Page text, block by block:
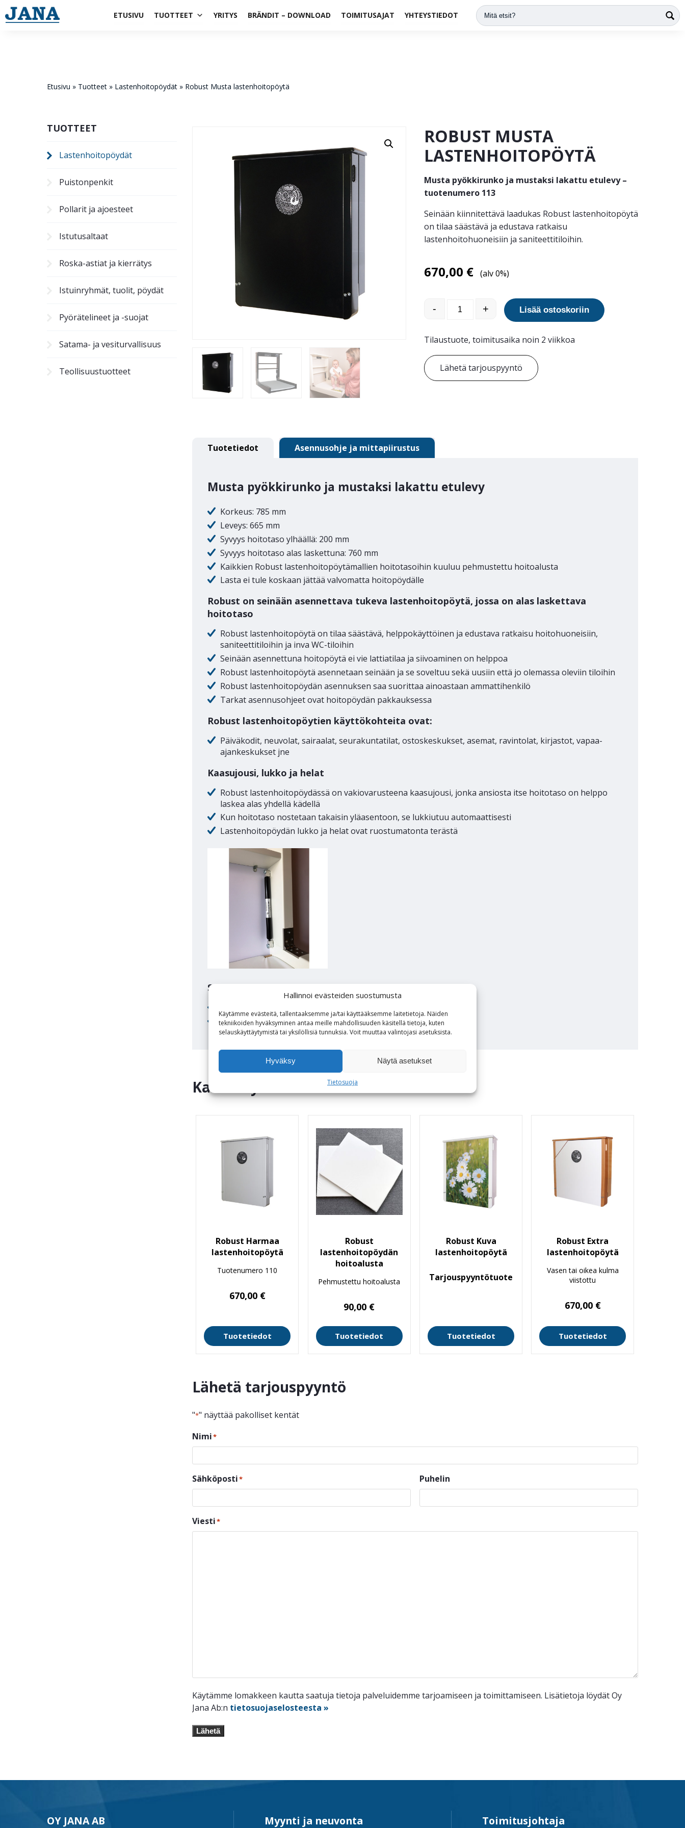
Hallinnoi evästeiden suostumusta
Käytämme evästeitä, tallentaaksemme ja/tai käyttääksemme laitetietoja. Näiden
tekniikoiden hyväksyminen antaa meille mahdollisuuden käsitellä tietoja, kuten
selauskäyttäytymistä tai yksilöllisiä tunnuksia. Voit muuttaa valintojasi asetuksista.
Hyväksy Näytä asetukset
Tietosuoja
1984
ETUSIVU
TUOTTEET YRITYS BRÄNDIT – DOWNLOAD TOIMITUSAJAT YHTEYSTIEDOT
Etusivu » Tuotteet » Lastenhoito­pöydät » Robust Musta lastenhoitopöytä
TUOTTEET
Lastenhoito­pöydät
Puistonpenkit
Pollarit ja ajoesteet
Istutusaltaat
Roska-astiat ja kierrätys
Istuinryhmät, tuolit, pöydät
Pyörätelineet ja -suojat
Satama- ja vesiturvallisuus
Teollisuustuotteet
ROBUST MUSTA
LASTENHOITOPÖYTÄ
Musta pyökkirunko ja mustaksi lakattu etulevy –
tuotenumero 113
Seinään kiinnitettävä laadukas Robust lastenhoitopöytä
on tilaa säästävä ja edustava ratkaisu
lastenhoitohuoneisiin ja saniteettitiloihin.
670,00 € (alv 0%)
Robust Musta lastenhoitopöytä määrä
- + Lisää ostoskoriin
Tilaustuote, toimitusaika noin 2 viikkoa
Lähetä tarjouspyyntö
Tuotetiedot Asennusohje ja mittapiirustus
Musta pyökkirunko ja mustaksi lakattu etulevy
Korkeus: 785 mm
Leveys: 665 mm
Syvyys hoitotaso ylhäällä: 200 mm
Syvyys hoitotaso alas laskettuna: 760 mm
Kaikkien Robust lastenhoitopöytämallien hoitotasoihin kuuluu pehmustettu hoitoalusta
Lasta ei tule koskaan jättää valvomatta hoitopöydälle
Robust on seinään asennettava tukeva lastenhoitopöytä, jossa on alas laskettava
hoitotaso
Robust lastenhoitopöytä on tilaa säästävä, helppokäyttöinen ja edustava ratkaisu hoitohuoneisiin,
saniteettitiloihin ja inva WC-tiloihin
Seinään asennettuna hoitopöytä ei vie lattiatilaa ja siivoaminen on helppoa
Robust lastenhoitopöytä asennetaan seinään ja se soveltuu sekä uusiin että jo olemassa oleviin tiloihin
Robust lastenhoitopöydän asennuksen saa suorittaa ainoastaan ammattihenkilö
Tarkat asennusohjeet ovat hoitopöydän pakkauksessa
Robust lastenhoitopöytien käyttökohteita ovat:
Päiväkodit, neuvolat, sairaalat, seurakuntatilat, ostoskeskukset, asemat, ravintolat, kirjastot, vapaa-
ajankeskukset jne
Kaasujousi, lukko ja helat
Robust lastenhoitopöydässä on vakiovarusteena kaasujousi, jonka ansiosta itse hoitotaso on helppo
laskea alas yhdellä kädellä
Kun hoitotaso nostetaan takaisin yläasentoon, se lukkiutuu automaattisesti
Lastenhoitopöydän lukko ja helat ovat ruostumatonta terästä
Suunnittelija sekä valmistaja:
Valmistaja on Skötbordspecialisten AB, Ruotsi
Katso myös
Robust Harmaa
lastenhoitopöytä
Tuotenumero 110
670,00 €
Tuotetiedot
Robust
lastenhoitopöydän
hoitoalusta
Pehmustettu hoitoalusta
90,00 €
Tuotetiedot
Robust Kuva
lastenhoitopöytä
Tarjouspyyntötuote
Tuotetiedot
Robust Extra
lastenhoitopöytä
Vasen tai oikea kulma
viistottu
670,00 €
Tuotetiedot
Lähetä tarjouspyyntö
"*" näyttää pakolliset kentät
Nimi*
Sähköposti* Puhelin
Viesti*
Käytämme lomakkeen kautta saatuja tietoja palveluidemme tarjoamiseen ja toimittamiseen. Lisätietoja löydät Oy
Jana Ab:n tietosuojaselosteesta »
Lähetä
OY JANA AB Myynti ja neuvonta Toimitusjohtaja